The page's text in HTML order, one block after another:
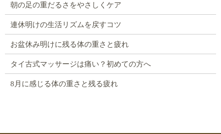
朝の足の重だるさをやさしくケア
連休明けの生活リズムを戻すコツ
お盆休み明けに残る体の重さと疲れ
タイ古式マッサージは痛い？初めての方へ
8月に感じる体の重さと残る疲れ